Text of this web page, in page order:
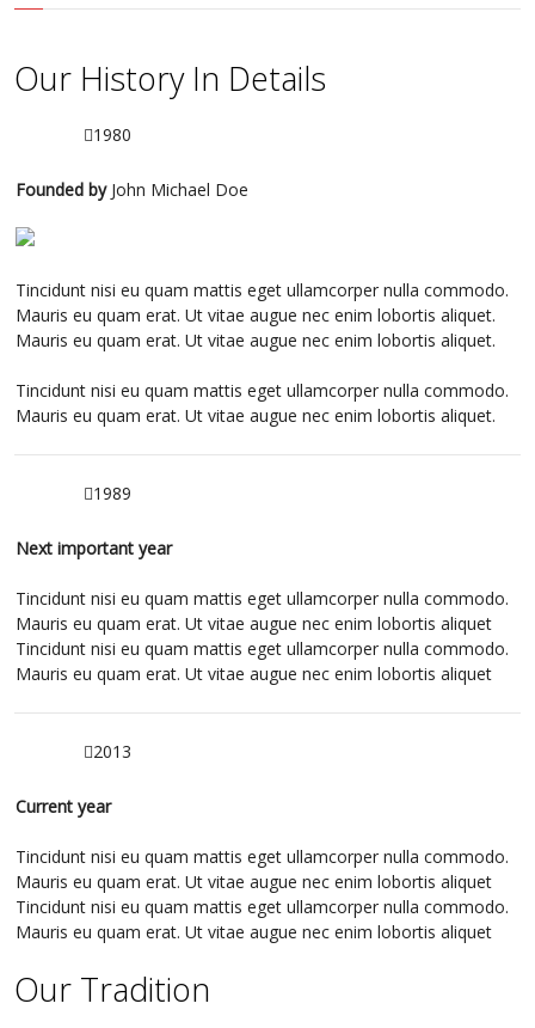
Our History In Details
1980
Founded byJohn Michael Doe
Tincidunt nisi eu quam mattis eget ullamcorper nulla commodo.
Mauris eu quam erat. Ut vitae augue nec enim lobortis aliquet.
Mauris eu quam erat. Ut vitae augue nec enim lobortis aliquet.
Tincidunt nisi eu quam mattis eget ullamcorper nulla commodo.
Mauris eu quam erat. Ut vitae augue nec enim lobortis aliquet.
1989
Next important year
Tincidunt nisi eu quam mattis eget ullamcorper nulla commodo.
Mauris eu quam erat. Ut vitae augue nec enim lobortis aliquet
Tincidunt nisi eu quam mattis eget ullamcorper nulla commodo.
Mauris eu quam erat. Ut vitae augue nec enim lobortis aliquet
2013
Current year
Tincidunt nisi eu quam mattis eget ullamcorper nulla commodo.
Mauris eu quam erat. Ut vitae augue nec enim lobortis aliquet
Tincidunt nisi eu quam mattis eget ullamcorper nulla commodo.
Mauris eu quam erat. Ut vitae augue nec enim lobortis aliquet
Our Tradition